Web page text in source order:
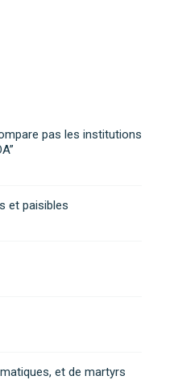
pas les institutions
et paisibles
et de martyrs